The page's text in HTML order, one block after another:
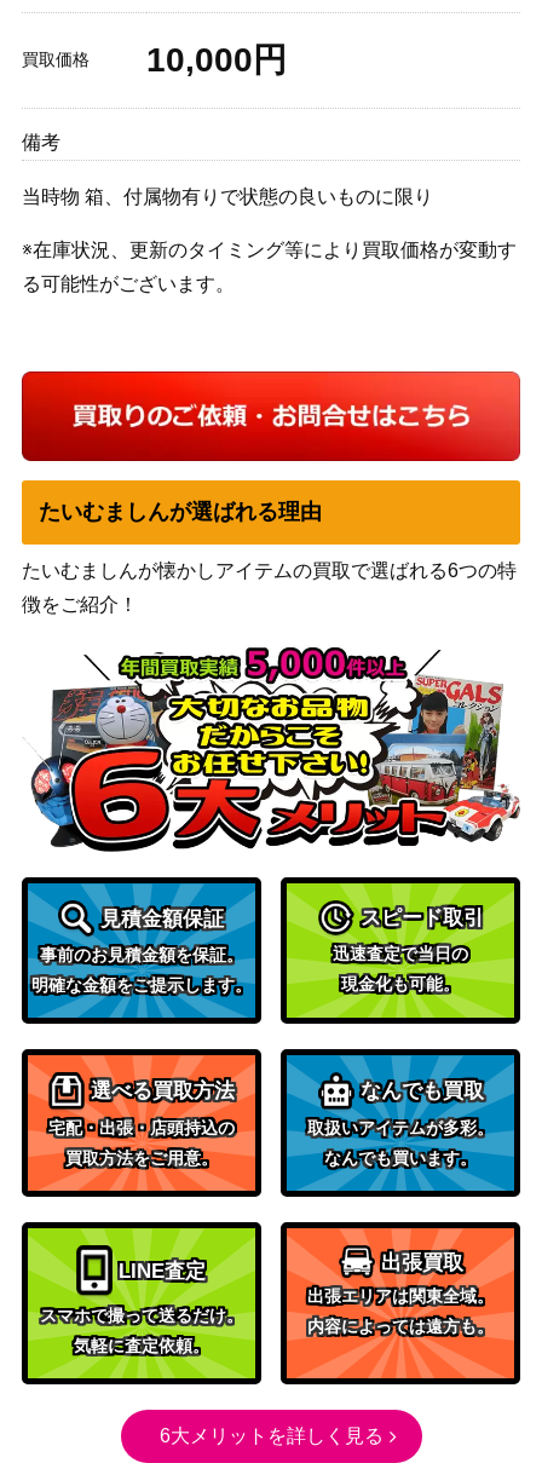
買取価格 10,000円
備考
当時物 箱、付属物有りで状態の良いものに限り
※在庫状況、更新のタイミング等により買取価格が変動す
る可能性がございます。
たいむましんが選ばれる理由
たいむましんが懐かしアイテムの買取で選ばれる6つの特
徴をご紹介！
見積金額保証
事前のお見積金額を保証。
明確な金額をご提示します。
スピード取引
迅速査定で当日の
現金化も可能。
選べる買取方法
宅配・出張・店頭持込の
買取方法をご用意。
なんでも買取
取扱いアイテムが多彩。
なんでも買います。
LINE査定
スマホで撮って送るだけ。
気軽に査定依頼。
出張買取
出張エリアは関東全域。
内容によっては遠方も。
6大メリットを詳しく見る